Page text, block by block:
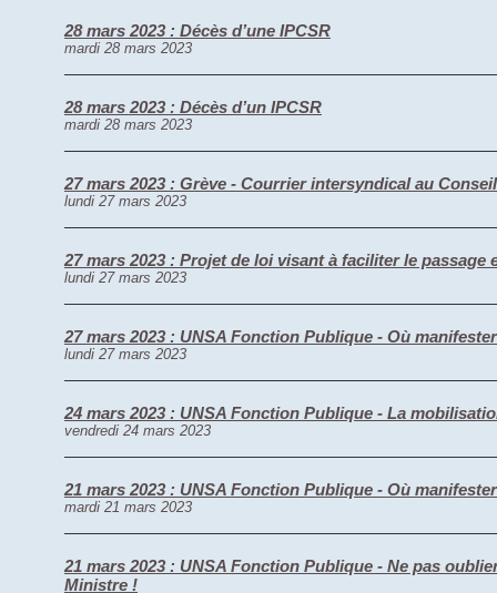
28 mars 2023 : Décès d’une IPCSR
mardi 28 mars 2023
28 mars 2023 : Décès d’un IPCSR
mardi 28 mars 2023
27 mars 2023 : Grève - Courrier intersyndical au
lundi 27 mars 2023
27 mars 2023 : Projet de loi visant à faciliter le passage
lundi 27 mars 2023
27 mars 2023 : UNSA Fonction Publique - Où
lundi 27 mars 2023
24 mars 2023 : UNSA Fonction Publique - La
vendredi 24 mars 2023
21 mars 2023 : UNSA Fonction Publique - Où
mardi 21 mars 2023
21 mars 2023 : UNSA Fonction Publique - Ne pas
Ministre !